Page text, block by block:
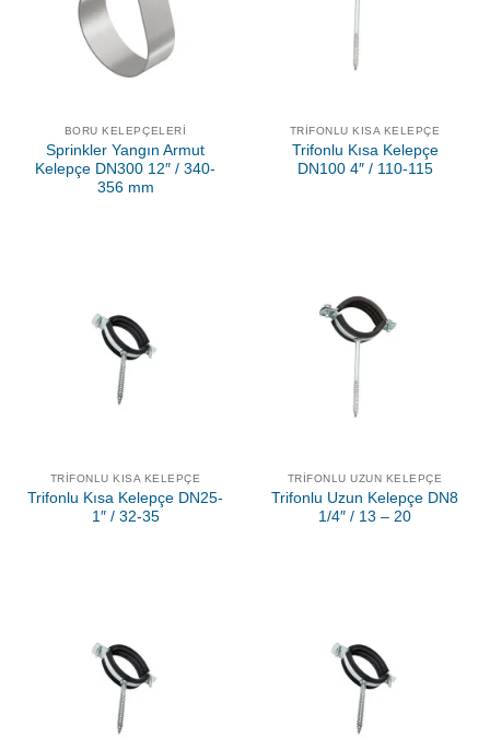
BORU KELEPÇELERI
Sprinkler Yangın Armut
Kelepçe DN300 12″ / 340-
356 mm
TRIFONLU KISA KELEPÇE
Trifonlu Kısa Kelepçe
DN100 4″ / 110-115
TRIFONLU KISA KELEPÇE
Trifonlu Kısa Kelepçe DN25-
1″ / 32-35
TRIFONLU UZUN KELEPÇE
Trifonlu Uzun Kelepçe DN8
1/4″ / 13 – 20